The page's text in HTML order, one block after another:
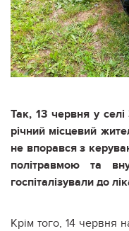
Так, 13 червня у
річний місцевий
не впорався з
політравмою та
госпіталізували до
Крім того, 14 червня